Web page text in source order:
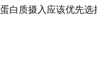
质摄入应该优先选